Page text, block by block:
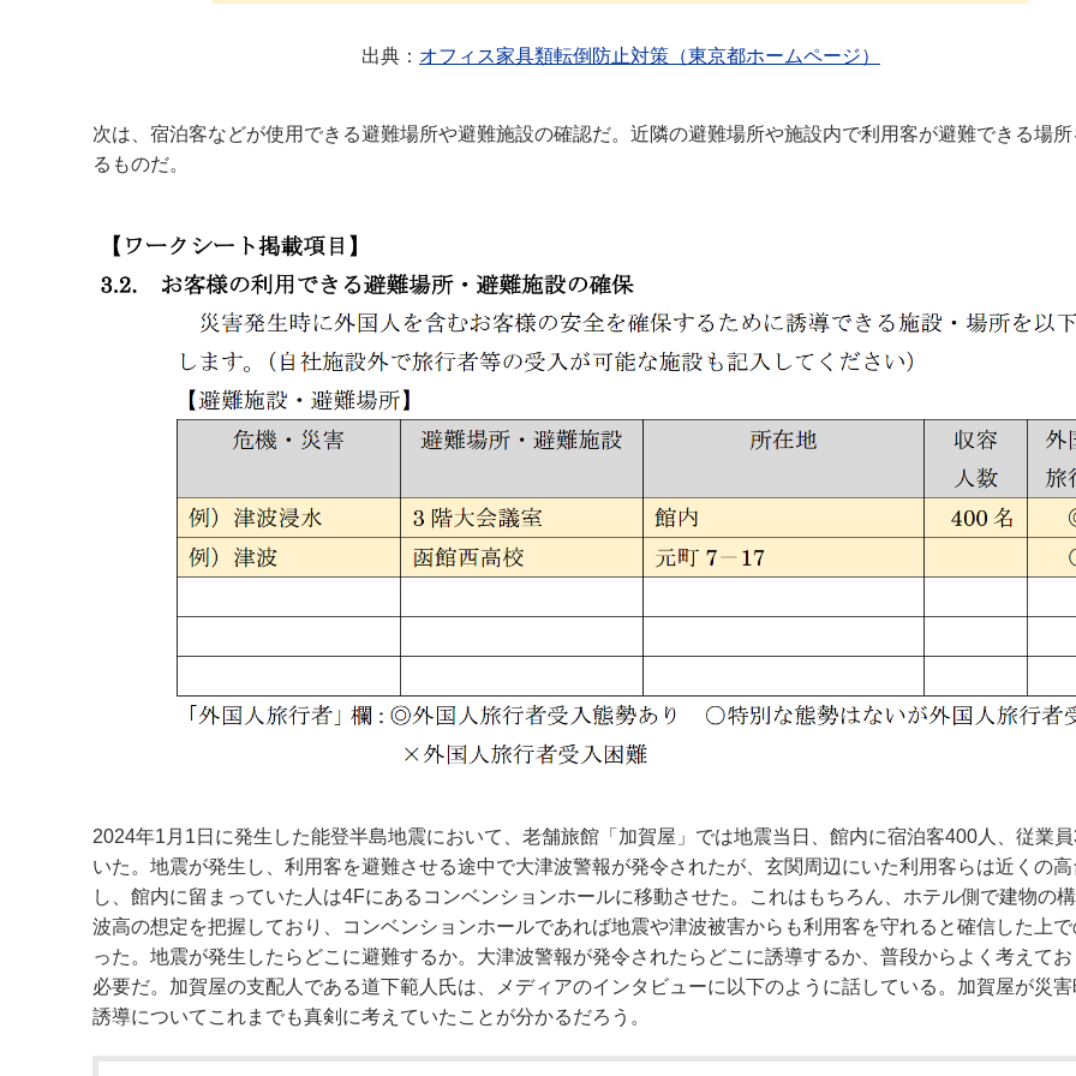
出典： オフィス家具類転倒防止対策（東京都ホームページ）
次は、宿泊客などが使用できる避難場所や避難施設の確認だ。近隣の避難場所や施設内で利用客が避難できる場
るものだ。
2024年1月1日に発生した能登半島地震において、老舗旅館「加賀屋」では地震当日、館内に宿泊客400人、従業
いた。地震が発生し、利用客を避難させる途中で大津波警報が発令されたが、玄関周辺にいた利用客らは近くの
し、館内に留まっていた人は4Fにあるコンベンションホールに移動させた。これはもちろん、ホテル側で建物の
波高の想定を把握しており、コンベンションホールであれば地震や津波被害からも利用客を守れると確信した上
った。地震が発生したらどこに避難するか。大津波警報が発令されたらどこに誘導するか、普段からよく考えて
必要だ。加賀屋の支配人である道下範人氏は、メディアのインタビューに以下のように話している。加賀屋が災
誘導についてこれまでも真剣に考えていたことが分かるだろう。